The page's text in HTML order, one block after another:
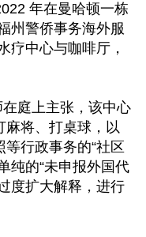
年在曼哈顿一栋
州警侨事务海外服
疗中心与咖啡厅，
在庭上主张，该中心
麻将、打桌球，以
行政事务的“社区
纯的“未申报外国代
度扩大解释，进行